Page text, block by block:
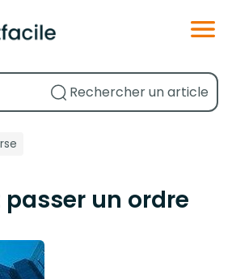
un ordre